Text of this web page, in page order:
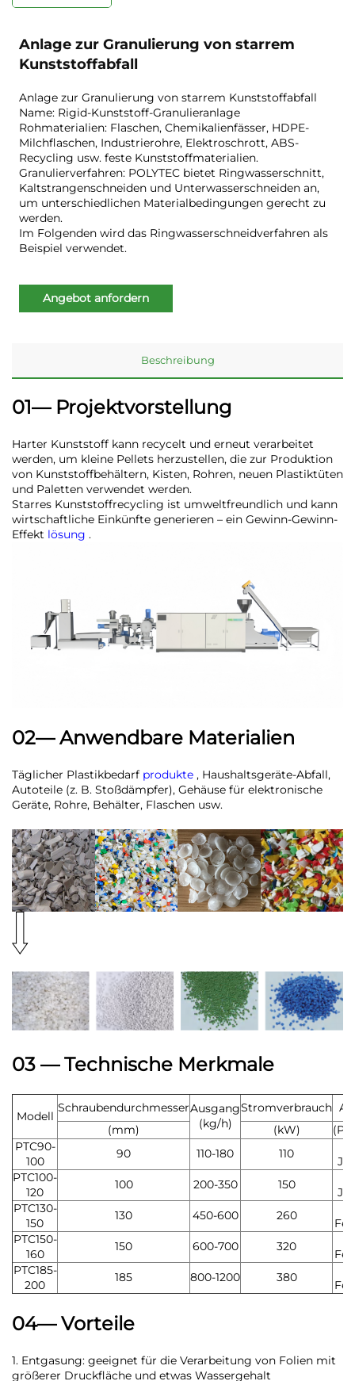
Anlage zur Granulierung von starrem
Kunststoffabfall
Anlage zur Granulierung von starrem Kunststoffabfall
Name: Rigid-Kunststoff-Granulieranlage
Rohmaterialien: Flaschen, Chemikalienfässer, HDPE-
Milchflaschen, Industrierohre, Elektroschrott, ABS-
Recycling usw. feste Kunststoffmaterialien.
Granulierverfahren: POLYTEC bietet Ringwasserschnitt,
Kaltstrangenschneiden und Unterwasserschneiden an,
um unterschiedlichen Materialbedingungen gerecht zu
werden.
Im Folgenden wird das Ringwasserschneidverfahren als
Beispiel verwendet.
Angebot anfordern
Beschreibung
01— Projektvorstellung
Harter Kunststoff kann recycelt und erneut verarbeitet
werden, um kleine Pellets herzustellen, die zur Produktion
von Kunststoffbehältern, Kisten, Rohren, neuen Plastiktüten
und Paletten verwendet werden.
Starres Kunststoffrecycling ist umweltfreundlich und kann
wirtschaftliche Einkünfte generieren – ein Gewinn-Gewinn-
Effekt lösung .
02— Anwendbare Materialien
Täglicher Plastikbedarf produkte , Haushaltsgeräte-Abfall,
Autoteile (z. B. Stoßdämpfer), Gehäuse für elektronische
Geräte, Rohre, Behälter, Flaschen usw.
03 — Technische Merkmale
Modell
SchraubendurchmesserAusgang
(kg/h)
Stromverbrauch
(mm)
(kW)
PTC90-
100
90 110-180 110
PTC100-
120
100 200-350 150
PTC130-
150
130 450-600 260
PTC150-
160
150 600-700 320
PTC185-
200
185 800-1200 380
04— Vorteile
1. Entgasung: geeignet für die Verarbeitung von Folien mit
größerer Druckfläche und etwas Wassergehalt